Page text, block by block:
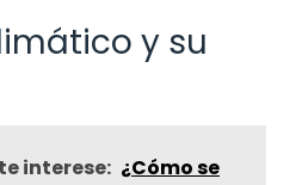
y su
interese: ¿Cómo se